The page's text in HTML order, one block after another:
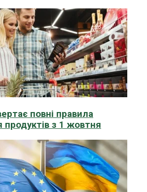
повні правила
продуктів з 1 жовтня